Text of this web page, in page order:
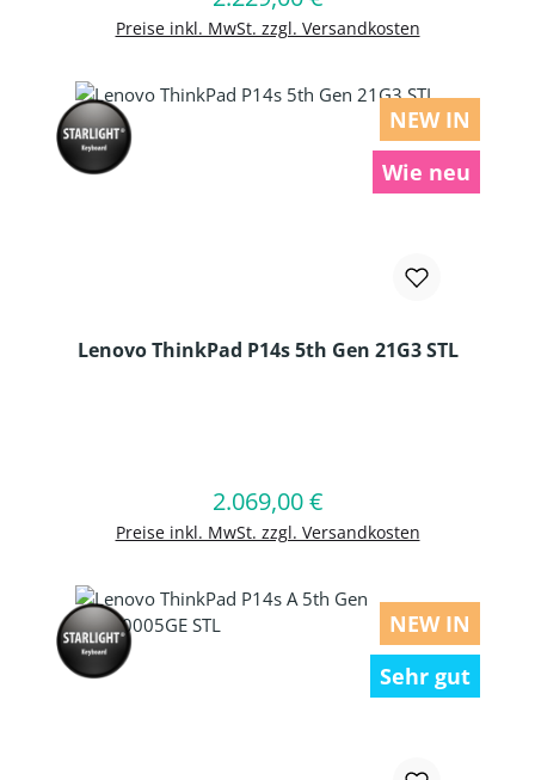
Preise inkl. MwSt. zzgl. Versandkosten
NEW IN
Wie neu
Lenovo ThinkPad P14s 5th Gen 21G3 STL
Regulärer Preis:
2.069,00 €
Preise inkl. MwSt. zzgl. Versandkosten
In den Warenkorb
NEW IN
Sehr gut